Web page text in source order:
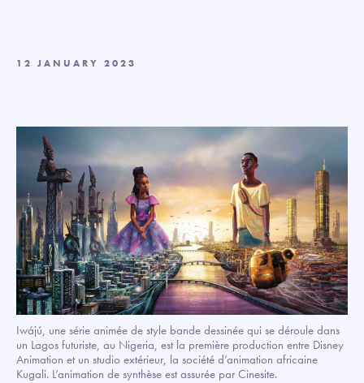
12 JANUARY 2023
Iwájú, une série animée de style bande dessinée qui se déroule dans
un Lagos futuriste, au Nigeria, est la première production entre Disney
Animation et un studio extérieur, la société d’animation africaine
Kugali. L’animation de synthèse est assurée par Cinesite.